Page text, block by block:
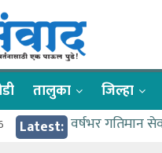
तालुका जिल्हा
Latest: वर्षभर गतिमान